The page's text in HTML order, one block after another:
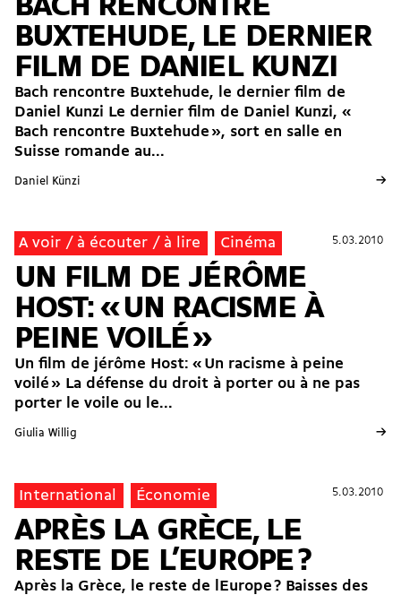
BACH RENCONTRE
BUXTEHUDE, LE DERNIER
FILM DE DANIEL KUNZI
Bach rencontre Buxtehude, le dernier film de
Daniel Kunzi Le dernier film de Daniel Kunzi, «
Bach rencontre Buxtehude », sort en salle en
Suisse romande au...
Daniel Künzi →
5.03.2010
A voir / à écouter / à lire Cinéma 5.03.2010
UN FILM DE JÉRÔME
HOST: « UN RACISME À
PEINE VOILÉ »
Un film de jérôme Host: « Un racisme à peine
voilé » La défense du droit à porter ou à ne pas
porter le voile ou le...
Giulia Willig →
5.03.2010
International Économie 5.03.2010
APRÈS LA GRÈCE, LE
RESTE DE L’EUROPE ?
Après la Grèce, le reste de lEurope ? Baisses des